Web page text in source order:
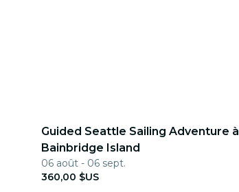
Guided Seattle Sailing Adventure à
Bainbridge Island
06 août - 06 sept.
360,00 $US